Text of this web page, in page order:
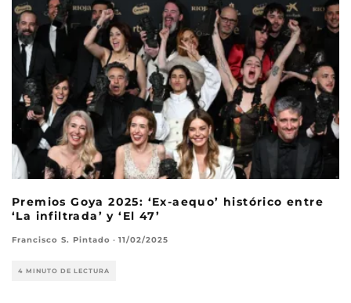
Premios Goya 2025: ‘Ex-aequo’ histórico entre
‘La infiltrada’ y ‘El 47’
Francisco S. Pintado · 11/02/2025
4 MINUTO DE LECTURA